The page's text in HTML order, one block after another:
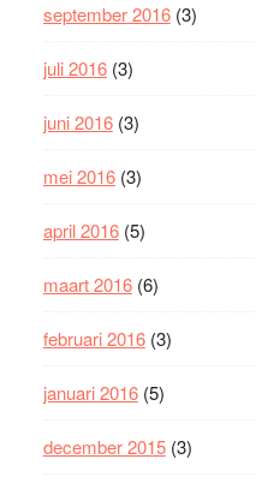
september 2016(3)
juli 2016(3)
juni 2016(3)
mei 2016(3)
april 2016(5)
maart 2016(6)
februari 2016(3)
januari 2016(5)
december 2015(3)